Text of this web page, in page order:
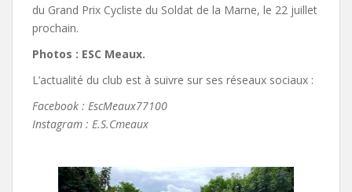
du Grand Prix Cycliste du Soldat de la Marne, le 22 juillet
prochain.
Photos : ESC Meaux.
L’actualité du club est à suivre sur ses réseaux sociaux :
Facebook : EscMeaux77100
Instagram : E.S.Cmeaux